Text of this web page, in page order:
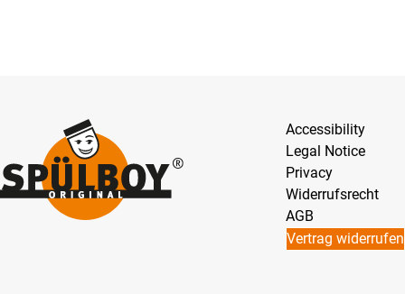
Accessibility
Legal Notice
Privacy
Widerrufsrecht
AGB
Vertrag widerrufen